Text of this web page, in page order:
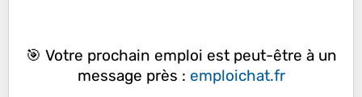
🎯 Votre prochain emploi est peut-être à un
message près : emploichat.fr